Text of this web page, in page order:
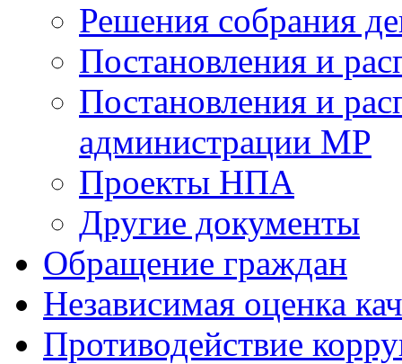
Решения собрания
Постановления и
Постановления и
администрации МР
Проекты НПА
Другие документы
Обращение граждан
Независимая оценка
Противодействие